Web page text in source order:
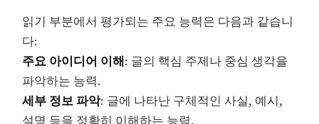
읽기 부분에서 평가되는 주요 능력은 다음과 같습니
다:
주요 아이디어 이해: 글의 핵심 주제나 중심 생각을
파악하는 능력.
세부 정보 파악: 글에 나타난 구체적인 사실, 예시,